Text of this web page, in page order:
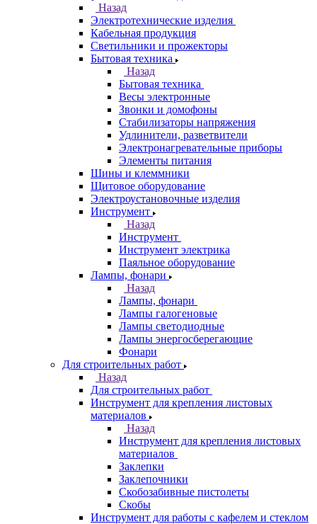
Назад
Электротехнические изделия
Кабельная продукция
Светильники и прожекторы
Бытовая техника
Назад
Бытовая техника
Весы электронные
Звонки и домофоны
Стабилизаторы напряжения
Удлинители, разветвители
Электронагревательные приборы
Элементы питания
Шины и клеммники
Щитовое оборудование
Электроустановочные изделия
Инструмент
Назад
Инструмент
Инструмент электрика
Паяльное оборудование
Лампы, фонари
Назад
Лампы, фонари
Лампы галогеновые
Лампы светодиодные
Лампы энергосберегающие
Фонари
Для строительных работ
Назад
Для строительных работ
Инструмент для крепления листовых
материалов
Назад
Инструмент для крепления листовых
материалов
Заклепки
Заклепочники
Скобозабивные пистолеты
Скобы
Инструмент для работы с кафелем и стеклом